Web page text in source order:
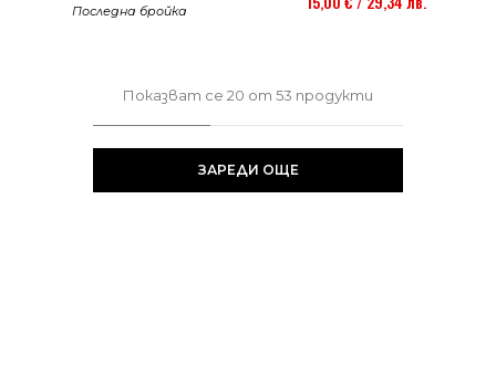
Последна бройка
Показват се 20 от 53 продукти
ЗАРЕДИ ОЩЕ